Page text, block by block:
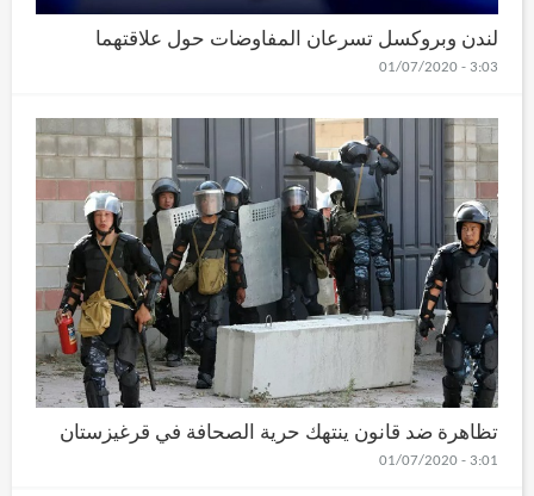
لندن وبروكسل تسرعان المفاوضات حول علاقتهما
3:03 - 01/07/2020
تظاهرة ضد قانون ينتهك حرية الصحافة في قرغيزستان
3:01 - 01/07/2020